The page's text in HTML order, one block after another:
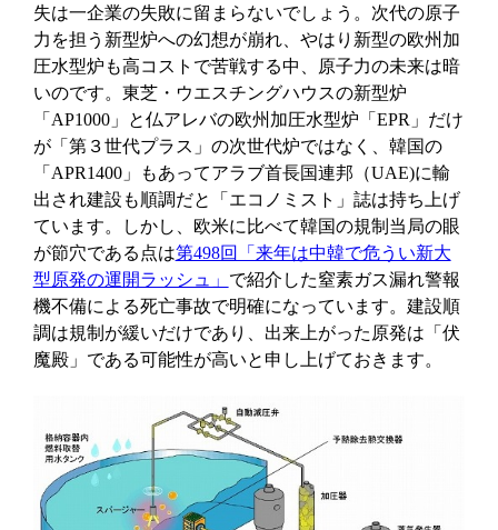
失は一企業の失敗に留まらないでしょう。次代の原子
力を担う新型炉への幻想が崩れ、やはり新型の欧州加
圧水型炉も高コストで苦戦する中、原子力の未来は暗
いのです。東芝・ウエスチングハウスの新型炉
「AP1000」と仏アレバの欧州加圧水型炉「EPR」だけ
が「第３世代プラス」の次世代炉ではなく、韓国の
「APR1400」もあってアラブ首長国連邦（UAE)に輸
出され建設も順調だと「エコノミスト」誌は持ち上げ
ています。しかし、欧米に比べて韓国の規制当局の眼
が節穴である点は第498回「来年は中韓で危うい新大
型原発の運開ラッシュ」 で紹介した窒素ガス漏れ警報
機不備による死亡事故で明確になっています。建設順
調は規制が緩いだけであり、出来上がった原発は「伏
魔殿」である可能性が高いと申し上げておきます。